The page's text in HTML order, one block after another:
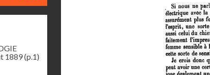
1889(p.1)